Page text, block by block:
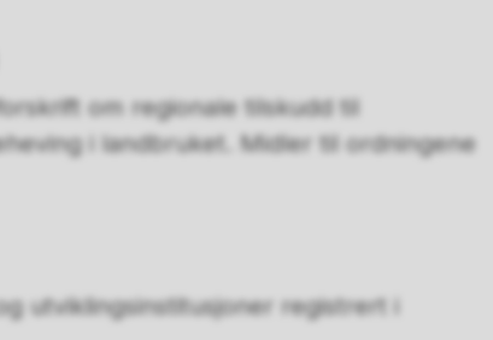
om regionale tilskudd til
i landbruket. Midler til ordningene
utviklingsinstitusjoner registrert i